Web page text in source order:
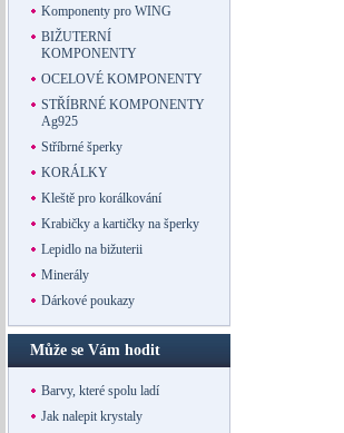
Komponenty pro WING
BIŽUTERNÍ
KOMPONENTY
OCELOVÉ KOMPONENTY
STŘÍBRNÉ KOMPONENTY
Ag925
Stříbrné šperky
KORÁLKY
Kleště pro korálkování
Krabičky a kartičky na šperky
Lepidlo na bižuterii
Minerály
Dárkové poukazy
Může se Vám hodit
Barvy, které spolu ladí
Jak nalepit krystaly